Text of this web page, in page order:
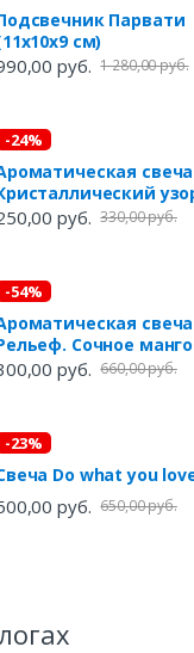
Парвати
см)
руб. 1 280,00 руб.
-24%
свеча
см)
руб. 330,00 руб.
-54%
свеча
Сочное
руб. 660,00 руб.
-23%
Do what you
руб. 650,00 руб.